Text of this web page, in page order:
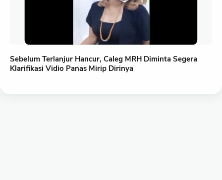
Sebelum Terlanjur Hancur, Caleg MRH Diminta Segera
Klarifikasi Vidio Panas Mirip Dirinya